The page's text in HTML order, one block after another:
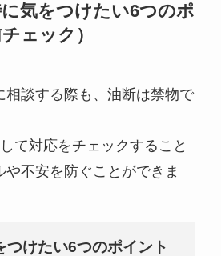
気をつけたい6つのポ
ェック）
相談する際も、油断は禁物で
て対応をチェックすること
不安を防ぐことができま
つけたい6つのポイント